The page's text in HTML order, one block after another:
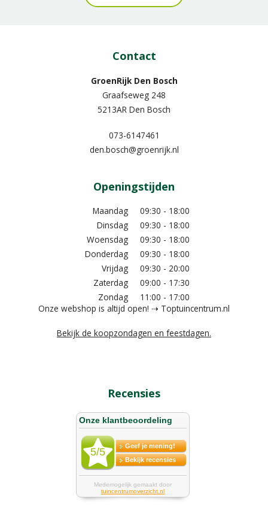
Contact
GroenRijk Den Bosch
Graafseweg 248
5213AR Den Bosch
073-6147461
den.bosch@groenrijk.nl
Openingstijden
Maandag
09:30 - 18:00
Dinsdag
09:30 - 18:00
Woensdag
09:30 - 18:00
Donderdag
09:30 - 18:00
Vrijdag
09:30 - 20:00
Zaterdag
09:00 - 17:30
Zondag
11:00 - 17:00
Onze webshop is altijd open! ⇢ Toptuincentrum.nl
Bekijk de koopzondagen en feestdagen.
Recensies